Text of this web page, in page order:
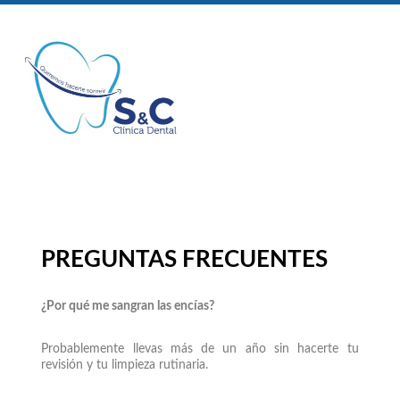
PREGUNTAS FRECUENTES
¿Por qué me sangran las encías?
Probablemente llevas más de un año sin hacerte tu
revisión y tu limpieza rutinaria.